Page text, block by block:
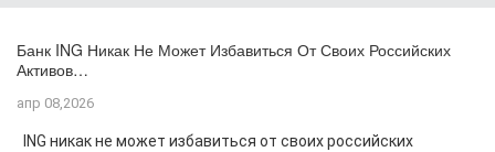
Банк ING Никак Не Может Избавиться От Своих Российских
Активов…
апр 08,2026
ING никак не может избавиться от своих российских